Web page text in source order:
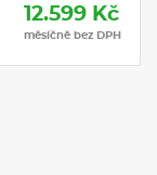
12.599 Kč
měsíčně bez DPH